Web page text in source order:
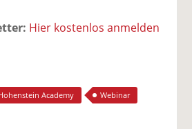
Hier kostenlos anmelden
Academy
Webinar